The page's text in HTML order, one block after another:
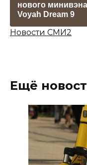
нового минивэна
Voyah Dream 9
Новости СМИ2
Ещё